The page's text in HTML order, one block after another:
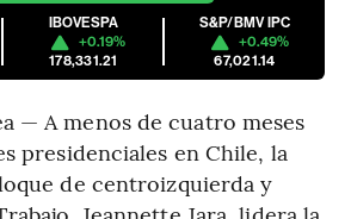
IBOVESPA
+0.19%
178,331.21
S&P/BMV IPC
+0.49%
67,021.14
— A menos de cuatro meses
presidenciales en Chile, la
de centroizquierda y